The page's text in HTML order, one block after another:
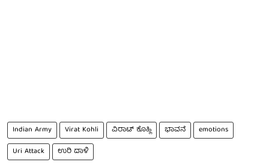
Indian Army Virat Kohli ವಿರಾಟ್ ಕೊಹ್ಲಿ ಭಾವನೆ
emotions
Uri Attack
ಉರಿ ದಾಳಿ